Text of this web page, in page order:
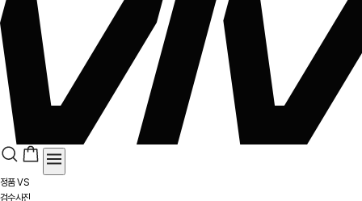
정품 VS
검수사진